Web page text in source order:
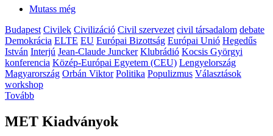
Mutass még
Budapest Civilek Civilizáció Civil szervezet civil társadalom debate
Demokrácia ELTE EU Európai Bizottság Európai Unió Hegedűs
István Interjú Jean-Claude Juncker Klubrádió Kocsis Györgyi
konferencia Közép-Európai Egyetem (CEU) Lengyelország
Magyarország Orbán Viktor Politika Populizmus Választások
workshop
Tovább
MET Kiadványok